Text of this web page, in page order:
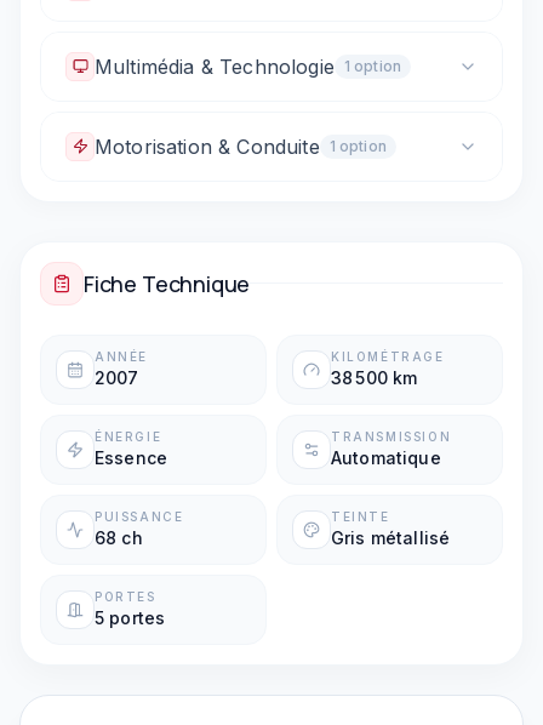
Climatisation automatique
Vitres électriques avant
Multimédia & Technologie 1 option
Prise 12V / allume-cigare
Motorisation & Conduite 1 option
Fiche Technique
ANNÉE
2007
KILOMÉTRAGE
38 500 km
ÉNERGIE
Essence
TRANSMISSION
Automatique
PUISSANCE
68 ch
TEINTE
Gris métallisé
PORTES
5 portes